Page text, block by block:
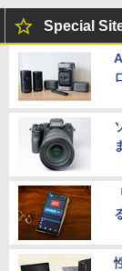
Special